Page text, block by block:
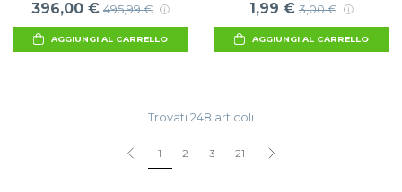
396,00 € 495,99 €
AGGIUNGI AL CARRELLO
1,99 € 3,00 €
AGGIUNGI AL CARRELLO
Trovati 248 articoli
1 2 3 21